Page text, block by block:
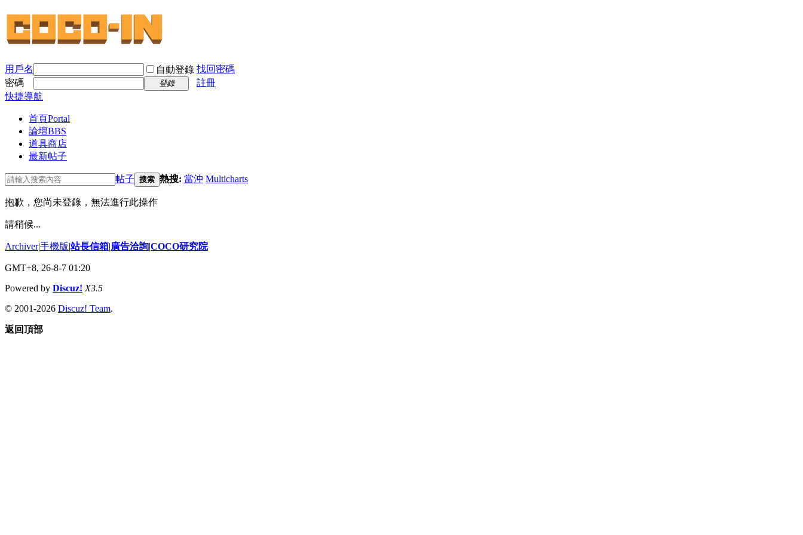
用戶名 自動登錄 找回密碼
密碼
登錄
註冊
快捷導航
首頁Portal
論壇BBS
道具商店
最新帖子
帖子 搜索 熱搜: 當沖 Multicharts
抱歉，您尚未登錄，無法進行此操作
請稍候...
Archiver|手機版|站長信箱|廣告洽詢|COCO研究院
GMT+8, 26-8-7 01:20
Powered by Discuz! X3.5
© 2001-2026 Discuz! Team.
返回頂部